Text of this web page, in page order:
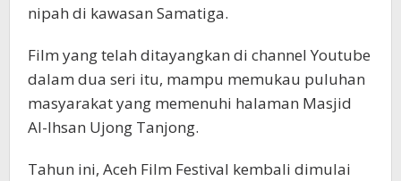
nipah di kawasan Samatiga.
Film yang telah ditayangkan di channel Youtube
dalam dua seri itu, mampu memukau puluhan
masyarakat yang memenuhi halaman Masjid
Al-Ihsan Ujong Tanjong.
Tahun ini, Aceh Film Festival kembali dimulai